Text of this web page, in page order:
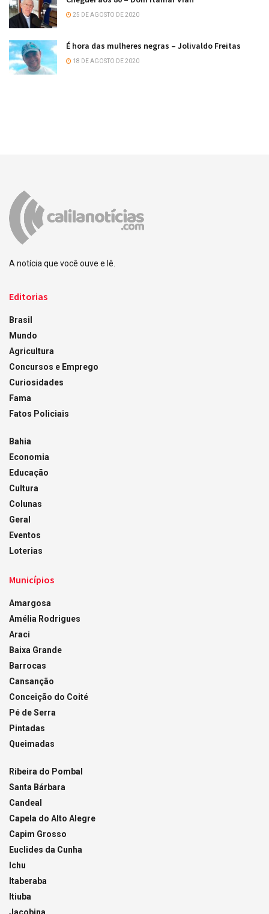
25 DE AGOSTO DE 2020
É hora das mulheres negras – Jolivaldo Freitas
18 DE AGOSTO DE 2020
A notícia que você ouve e lê.
Editorias
Brasil
Mundo
Agricultura
Concursos e Emprego
Curiosidades
Fama
Fatos Policiais
Bahia
Economia
Educação
Cultura
Colunas
Geral
Eventos
Loterias
Municípios
Amargosa
Amélia Rodrigues
Araci
Baixa Grande
Barrocas
Cansanção
Conceição do Coité
Pé de Serra
Pintadas
Queimadas
Ribeira do Pombal
Santa Bárbara
Candeal
Capela do Alto Alegre
Capim Grosso
Euclides da Cunha
Ichu
Itaberaba
Itiuba